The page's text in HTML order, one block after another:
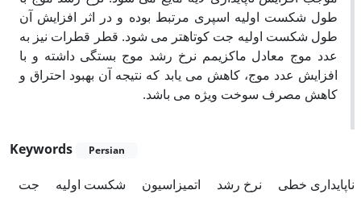
طول شکست اولیه اسپری مرتبط بوده و در اثر افزایش آن
طول شکست اولیه جت کوتاهتر می شود. قطر قطرات نیز به
عدد موج معادل ماکزیمم نرخ رشد موج بستگی داشته و با
افزایش عدد موج، کاهش می یابد که نتیجه آن بهبود احتراق و
کاهش مصرف سوخت ویژه می باشد.
Keywords Persian
ناپایداری خطی نرخ رشد اتمیزاسیون شکست اولیه
جت